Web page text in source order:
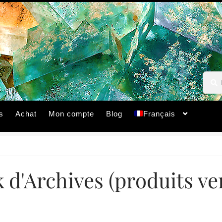
pour :
Achat Mon compte Blog Français
d'Archives (produits